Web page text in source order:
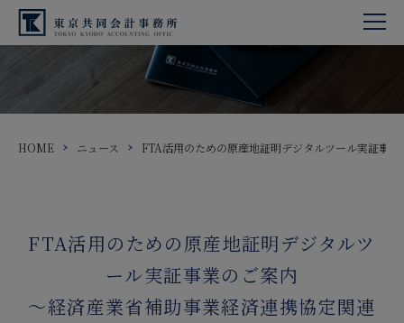
HOME ニュース FTA活用のための原産地証明デジタルツール実証事
FTA活用のための原産地証明デジタルツ
ール実証事業のご案内
～経済産業省補助事業経済連携協定関連